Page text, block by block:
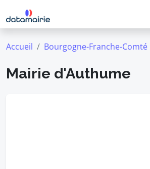
Accueil Bourgogne-Franche-Comté
Mairie d'Authume